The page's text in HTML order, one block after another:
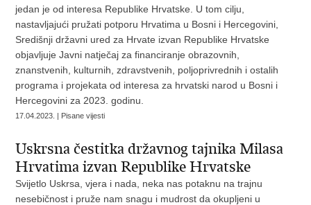
jedan je od interesa Republike Hrvatske. U tom cilju,
nastavljajući pružati potporu Hrvatima u Bosni i Hercegovini,
Središnji državni ured za Hrvate izvan Republike Hrvatske
objavljuje Javni natječaj za financiranje obrazovnih,
znanstvenih, kulturnih, zdravstvenih, poljoprivrednih i ostalih
programa i projekata od interesa za hrvatski narod u Bosni i
Hercegovini za 2023. godinu.
17.04.2023. | Pisane vijesti
Uskrsna čestitka državnog tajnika Milasa
Hrvatima izvan Republike Hrvatske
Svijetlo Uskrsa, vjera i nada, neka nas potaknu na trajnu
nesebičnost i pruže nam snagu i mudrost da okupljeni u